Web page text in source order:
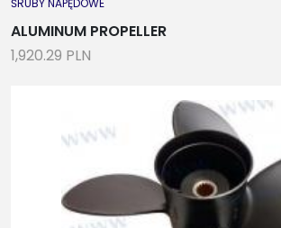
ŚRUBY NAPĘDOWE
ALUMINUM PROPELLER
1,920.29 PLN